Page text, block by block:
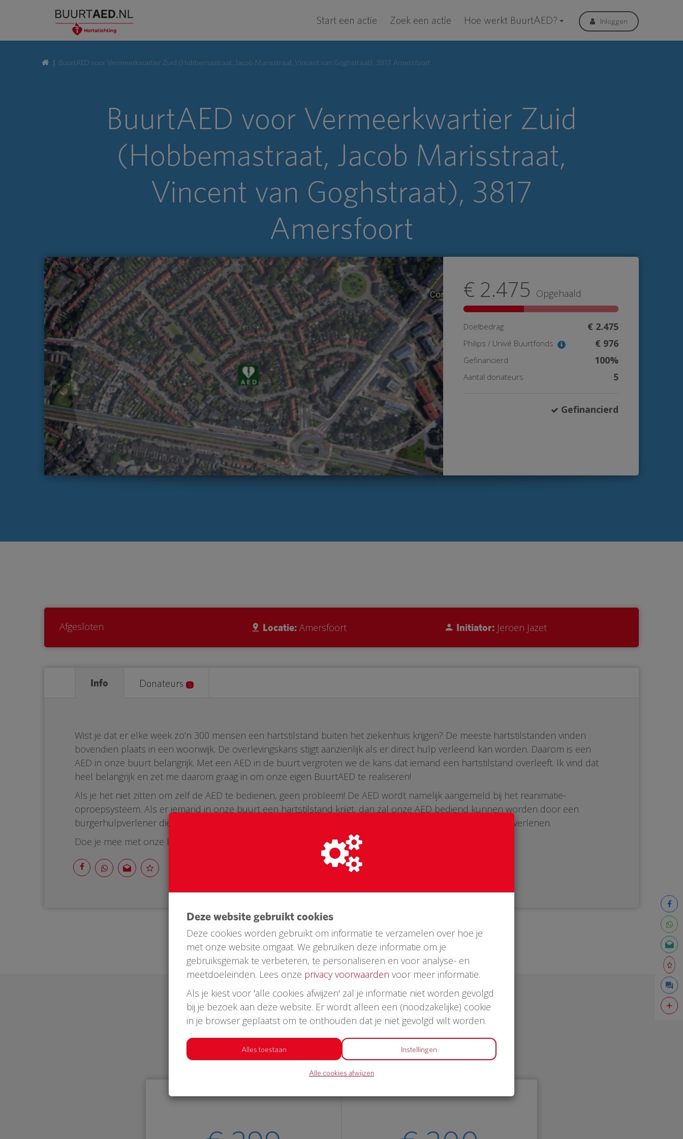
Start een actie Zoek een actie Hoe werkt BuurtAED? Inloggen
BuurtAED voor Vermeerkwartier Zuid (Hobbemastraat, Jacob Marisstraat, Vincent van Goghstraat), 3817 Amersfoort
BuurtAED voor Vermeerkwartier Zuid
(Hobbemastraat, Jacob Marisstraat,
Vincent van Goghstraat), 3817
Amersfoort
€ 2.475 Opgehaald
Doelbedrag € 2.475
Philips / Univé Buurtfonds € 976
Gefinancierd 100%
Aantal donateurs 5
Gefinancierd
Afgesloten Locatie: Amersfoort Initiator: Jeroen Jazet
Info Donateurs 5
Wist je dat er elke week zo’n 300 mensen een hartstilstand buiten het ziekenhuis krijgen? De meeste hartstilstanden vinden
bovendien plaats in een woonwijk. De overlevingskans stijgt aanzienlijk als er direct hulp verleend kan worden. Daarom is een
AED in onze buurt belangrijk. Met een AED in de buurt vergroten we de kans dat iemand een hartstilstand overleeft. Ik vind dat
heel belangrijk en zet me daarom graag in om onze eigen BuurtAED te realiseren!
Als je het niet zitten om zelf de AED te bedienen, geen probleem! De AED wordt namelijk aangemeld bij het reanimatie-
oproepsysteem. Als er iemand in onze buurt een hartstilstand krijgt, dan zal onze AED bediend kunnen worden door een
burgerhulpverlener die opgeroepen wordt. Een burgerhulpverlener is getraind om in zo’n situatie hulp te verlenen.
Doe je mee met onze BuurtAED?
Laatste donaties
Deze website gebruikt cookies
Deze cookies worden gebruikt om informatie te verzamelen over hoe je
met onze website omgaat. We gebruiken deze informatie om je
gebruiksgemak te verbeteren, te personaliseren en voor analyse- en
meetdoeleinden. Lees onze privacy voorwaarden voor meer informatie.
Als je kiest voor 'alle cookies afwijzen' zal je informatie niet worden gevolgd
bij je bezoek aan deze website. Er wordt alleen een (noodzakelijke) cookie
in je browser geplaatst om te onthouden dat je niet gevolgd wilt worden.
Alles toestaan Instellingen
Alle cookies afwijzen